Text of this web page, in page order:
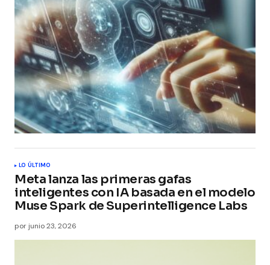
LO ÚLTIMO
Meta lanza las primeras gafas
inteligentes con IA basada en el modelo
Muse Spark de Superintelligence Labs
por junio 23, 2026